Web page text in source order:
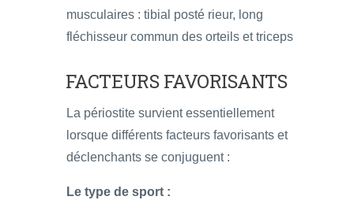
musculaires : tibial posté rieur, long
fléchisseur commun des orteils et triceps
FACTEURS FAVORISANTS
La périostite survient essentiellement
lorsque différents facteurs favorisants et
déclenchants se conjuguent :
Le type de sport :